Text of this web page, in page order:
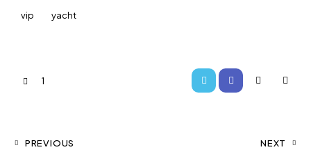
vip yacht
1
PREVIOUS NEXT